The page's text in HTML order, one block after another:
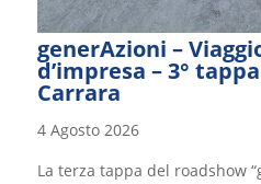
generAzioni –
d’impresa – 3°
Carrara
4 Agosto 2026
La terza tappa del roadshow